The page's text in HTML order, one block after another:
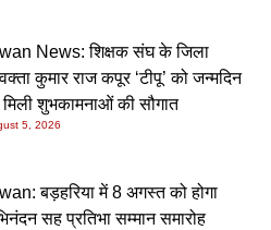
News: शिक्षक संघ के जिला
कुमार राज कपूर ‘टीपू’ को जन्मदिन
मिली शुभकामनाओं की सौगात
5, 2026
बड़हरिया में 8 अगस्त को होगा
सह प्रतिभा सम्मान समारोह